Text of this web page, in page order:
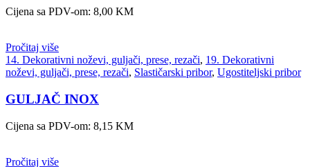
Cijena sa PDV-om: 8,00 KM
Pročitaj više
14. Dekorativni noževi, guljači, prese, rezači, 19. Dekorativni
noževi, guljači, prese, rezači, Slastičarski pribor, Ugostiteljski pribor
GULJAČ INOX
Cijena sa PDV-om: 8,15 KM
Pročitaj više